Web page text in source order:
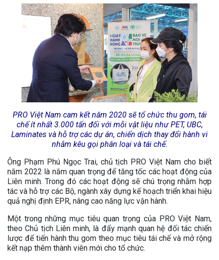
PRO Việt Nam cam kết năm 2020 sẽ tổ chức thu gom, tái
chế ít nhất 3.000 tấn đối với mỗi vật liệu như PET, UBC,
Laminates và hỗ trợ các dự án, chiến dịch thay đổi hành vi
nhằm kêu gọi phân loại và tái chế.
Ông Phạm Phú Ngọc Trai, chủ tịch PRO Việt Nam cho biết
năm 2022 là năm quan trọng để tăng tốc các hoạt động của
Liên minh. Trong đó các hoạt động sẽ chú trọng nhằm hợp
tác và hỗ trợ các Bộ, ngành xây dựng kế hoạch triển khai hiệu
quả nghị định EPR, nâng cao năng lực vận hành.
Một trong những mục tiêu quan trọng của PRO Việt Nam,
theo Chủ tịch Liên minh, là đẩy mạnh quan hệ đối tác chiến
lược để tiến hành thu gom theo mục tiêu tái chế và mở rộng
kết nạp thêm thành viên mới cho tổ chức.